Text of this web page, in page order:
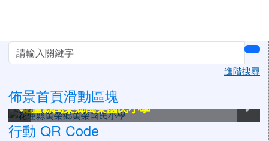
左邊區域內容
進階搜尋
佈景首頁滑動區塊
花蓮縣萬榮鄉萬榮國民小學
花蓮縣萬榮鄉萬榮國民小學
花蓮縣萬榮鄉萬榮國民小學
花蓮縣萬榮鄉萬榮國民小學
花蓮縣萬榮鄉萬榮國民小學
花蓮縣萬榮鄉萬榮國民小學
行動 QR Code